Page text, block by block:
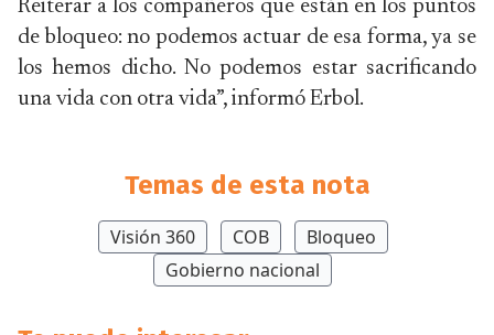
Reiterar a los compañeros que están en los puntos
de bloqueo: no podemos actuar de esa forma, ya se
los hemos dicho. No podemos estar sacrificando
una vida con otra vida”, informó Erbol.
Temas de esta nota
Visión 360 COB
Bloqueo
Gobierno nacional